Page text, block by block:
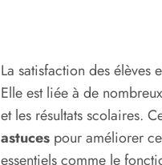
La satisfaction des élèves
Elle est liée à de
et les résultats scolaires.
astucespour améliorer
essentiels comme le